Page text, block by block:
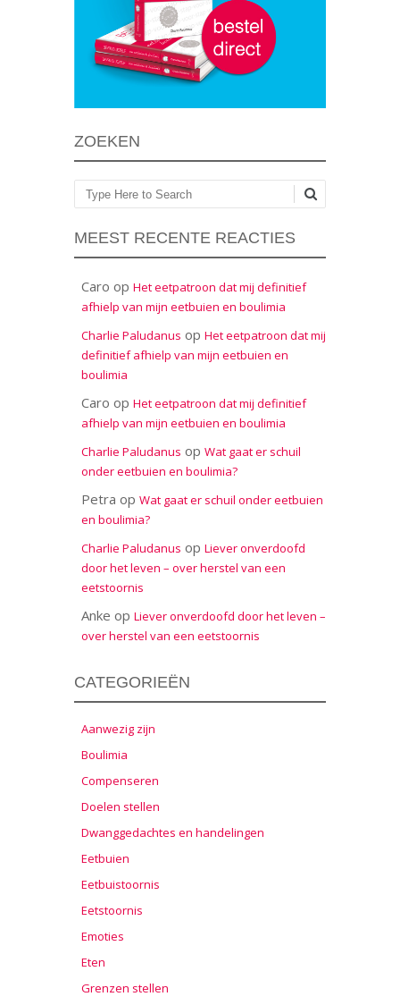
ZOEKEN
Zoeken
MEEST RECENTE REACTIES
Caro op Het eetpatroon dat mij definitief
afhielp van mijn eetbuien en boulimia
Charlie Paludanus op Het eetpatroon dat mij
definitief afhielp van mijn eetbuien en
boulimia
Caro op Het eetpatroon dat mij definitief
afhielp van mijn eetbuien en boulimia
Charlie Paludanus op Wat gaat er schuil
onder eetbuien en boulimia?
Petra op Wat gaat er schuil onder eetbuien
en boulimia?
Charlie Paludanus op Liever onverdoofd
door het leven – over herstel van een
eetstoornis
Anke op Liever onverdoofd door het leven –
over herstel van een eetstoornis
CATEGORIEËN
Aanwezig zijn
Boulimia
Compenseren
Doelen stellen
Dwanggedachtes en handelingen
Eetbuien
Eetbuistoornis
Eetstoornis
Emoties
Eten
Grenzen stellen